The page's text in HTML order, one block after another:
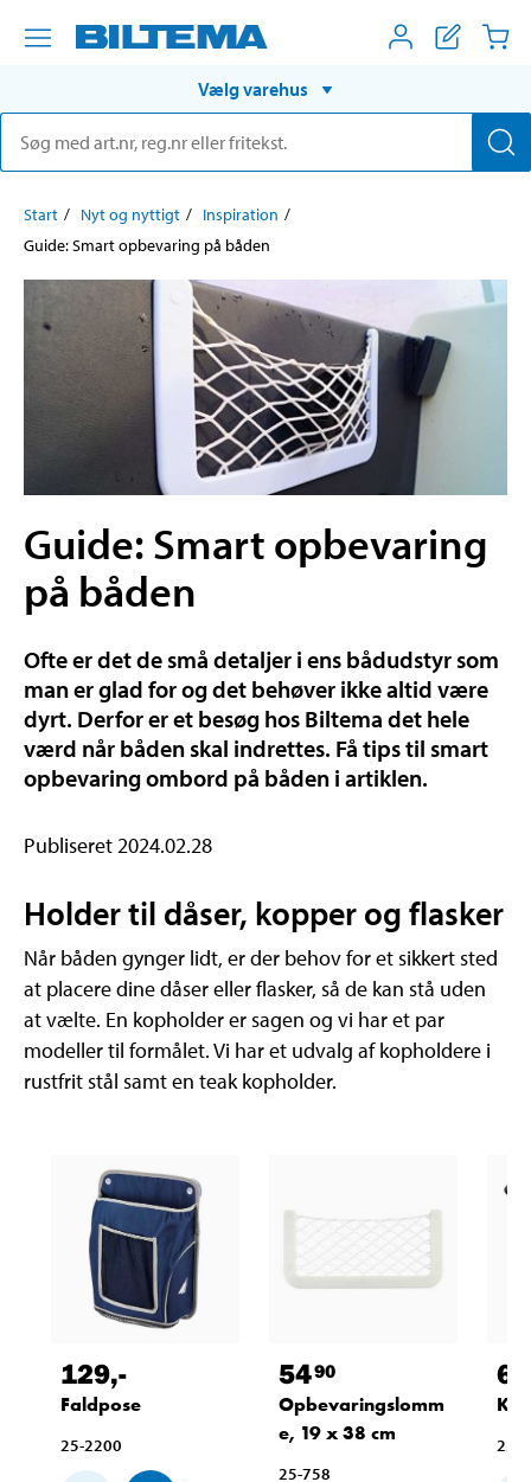
Vælg varehus
Start Nyt og nyttigt
Inspiration
Guide: Smart opbevaring på båden
Guide: Smart opbevaring
på båden
Ofte er det de små detaljer i ens bådudstyr som
man er glad for og det behøver ikke altid være
dyrt. Derfor er et besøg hos Biltema det hele
værd når båden skal indrettes. Få tips til smart
opbevaring ombord på båden i artiklen.
Publiseret 2024.02.28
Holder til dåser, kopper og flasker
Når båden gynger lidt, er der behov for et sikkert sted
at placere dine dåser eller flasker, så de kan stå uden
at vælte. En kopholder er sagen og vi har et par
modeller til formålet. Vi har et udvalg af kopholdere i
rustfrit stål samt en teak kopholder.
129,-
Faldpose
25-2200
5490
Opbevaringslomm
e, 19 x 38 cm
25-758
64
25-